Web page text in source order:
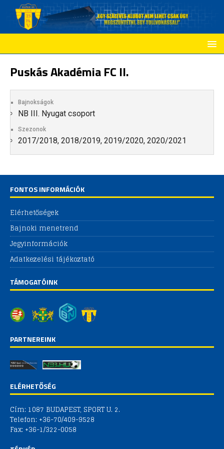
Puskás Akadémia FC II.
Bajnokságok
NB III. Nyugat csoport
Szezonok
2017/2018, 2018/2019, 2019/2020, 2020/2021
FONTOS INFORMÁCIÓK
Elérhetőségek
Bajnoki menetrend
Jegyinformációk
Adatkezelési tájékoztató
TÁMOGATÓINK
PARTNEREINK
ELÉRHETŐSÉG
Cím: 1087 BUDAPEST, SPORT U. 2.
Telefon: +36-70/409-9528
Fax: +36-1/322-0058